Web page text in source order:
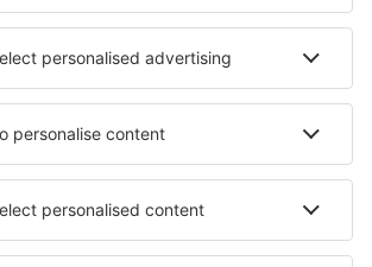
de cazare - orașe
Cazare în Goldendale
Cazare în Alajuela
Soči Cazare în Irvinestown